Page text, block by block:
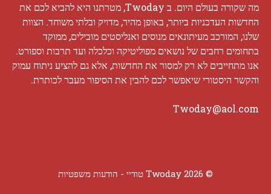
מה שקורה בעולם היום. ב Twoday, מטרתנו היא להביא לכם את
החדשות העדכניות ביותר, באופן מהיר, מדויק ובלתי משוחד. הצוות
שלנו, המורכב מעיתונאים מנוסים ואנליסטים מובילים, ממוקד
בתחומים רחבים של נושאים מפוליטיקה וכלכלה ועד תרבות וספורט.
אנו מתחייבים לא רק למסור את החדשות, אלא גם להציע ניתוח עמוק
והקשר היסטורי שיאפשר לכם להבין את הסיפור מעבר לכותרת.
Twoday@aol.com
© 2026 Twoday טודיי - הודעות משפטיות